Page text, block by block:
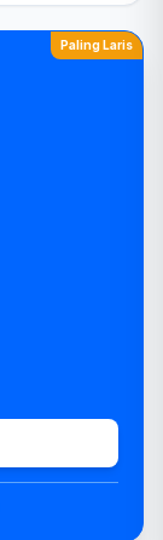
Paling Laris